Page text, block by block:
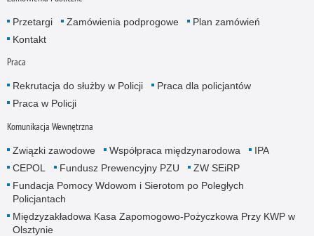
Przetargi Zamówienia podprogowe
Plan zamówień
Kontakt
Praca
Rekrutacja do służby w Policji
Praca dla policjantów
Praca w Policji
Komunikacja Wewnętrzna
Związki zawodowe Współpraca międzynarodowa
IPA
CEPOL
Fundusz Prewencyjny PZU
ZW SEiRP
Fundacja Pomocy Wdowom i Sierotom po Poległych
Policjantach
Międzyzakładowa Kasa Zapomogowo-Pożyczkowa Przy KWP w
Olsztynie